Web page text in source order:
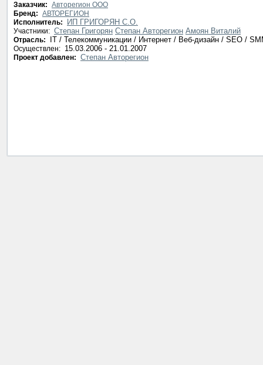
Заказчик: Авторегион ООО
Бренд: АВТОРЕГИОН
Исполнитель:
ИП ГРИГОРЯН С.О.
Участники: Степан Григорян Степан Авторегион Амоян Виталий
Отрасль: IT / Телекоммуникации / Интернет / Веб-дизайн / SEO /
Осуществлен: 15.03.2006 - 21.01.2007
Проект добавлен: Степан Авторегион